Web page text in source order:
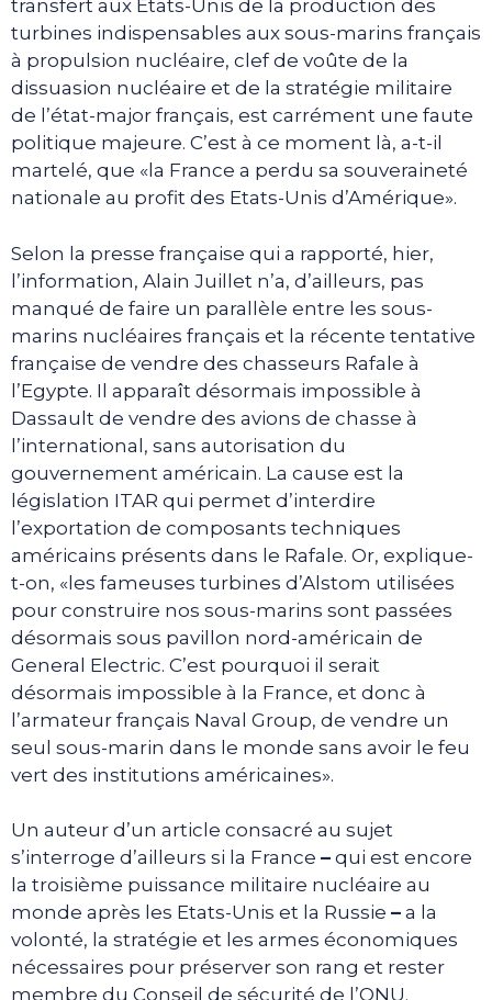
transfert aux Etats-Unis de la production des
turbines indispensables aux sous-marins français
à propulsion nucléaire, clef de voûte de la
dissuasion nucléaire et de la stratégie militaire
de l’état-major français, est carrément une faute
politique majeure. C’est à ce moment là, a-t-il
martelé, que «la France a perdu sa souveraineté
nationale au profit des Etats-Unis d’Amérique».
Selon la presse française qui a rapporté, hier,
l’information, Alain Juillet n’a, d’ailleurs, pas
manqué de faire un parallèle entre les sous-
marins nucléaires français et la récente tentative
française de vendre des chasseurs Rafale à
l’Egypte. Il apparaît désormais impossible à
Dassault de vendre des avions de chasse à
l’international, sans autorisation du
gouvernement américain. La cause est la
législation ITAR qui permet d’interdire
l’exportation de composants techniques
américains présents dans le Rafale. Or, explique-
t-on, «les fameuses turbines d’Alstom utilisées
pour construire nos sous-marins sont passées
désormais sous pavillon nord-américain de
General Electric. C’est pourquoi il serait
désormais impossible à la France, et donc à
l’armateur français Naval Group, de vendre un
seul sous-marin dans le monde sans avoir le feu
vert des institutions américaines».
Un auteur d’un article consacré au sujet
s’interroge d’ailleurs si la France – qui est encore
la troisième puissance militaire nucléaire au
monde après les Etats-Unis et la Russie – a la
volonté, la stratégie et les armes économiques
nécessaires pour préserver son rang et rester
membre du Conseil de sécurité de l’ONU.